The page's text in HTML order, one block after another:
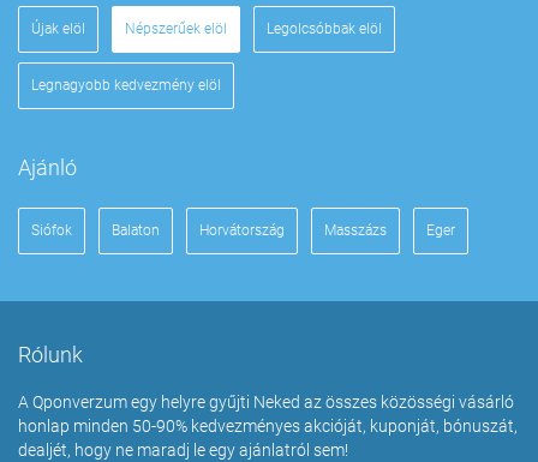
Újak elöl Népszerűek elöl Legolcsóbbak elöl
Legnagyobb kedvezmény elöl
Ajánló
Siófok Balaton Horvátország Masszázs Eger
Rólunk
A Qponverzum egy helyre gyűjti Neked az összes közösségi vásárló
honlap minden 50-90% kedvezményes akcióját, kuponját, bónuszát,
dealjét, hogy ne maradj le egy ajánlatról sem!